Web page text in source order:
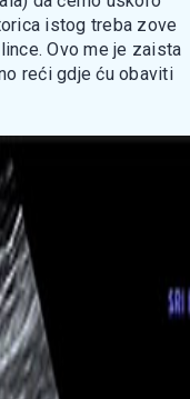
istog treba zove
Ovo me je zaista
reći gdje ću obaviti